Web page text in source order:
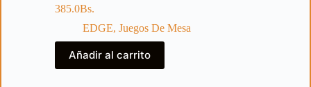
385.0Bs.
EDGE, Juegos De Mesa
Añadir al carrito